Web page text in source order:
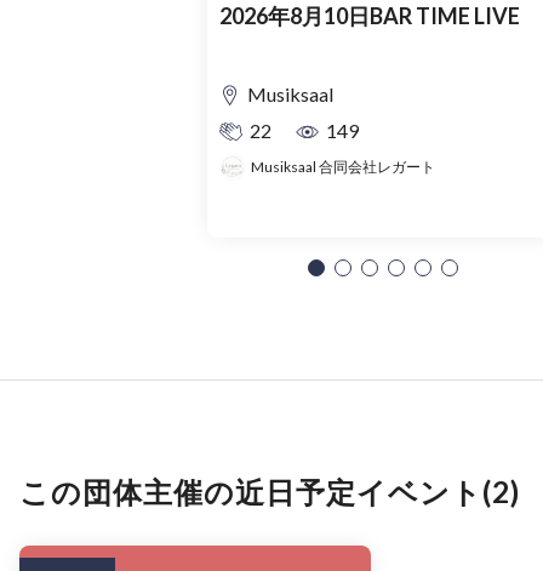
2026年8月10日BAR TIME LIVE
Musiksaal
22
149
Musiksaal 合同会社レガート
この団体主催の近日予定イベント(2)